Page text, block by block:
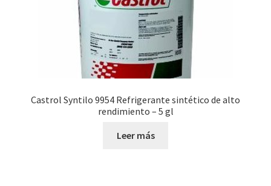
Castrol Syntilo 9954 Refrigerante sintético de alto
rendimiento – 5 gl
Leer más